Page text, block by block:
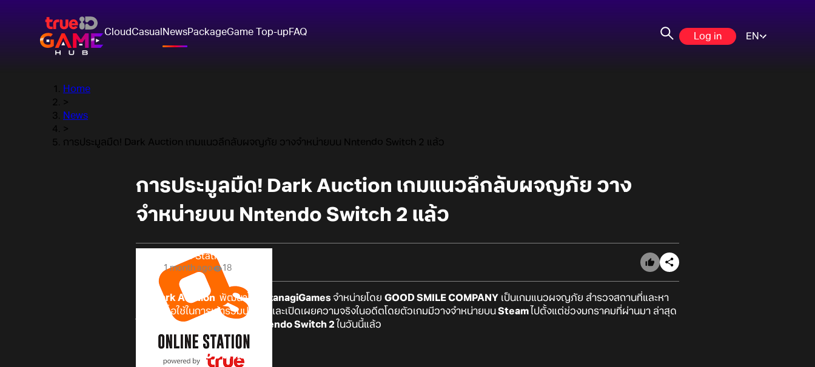
CloudCasual NewsPackageGame Top-upFAQ Log in EN
Home
>
News
>
การประมูลมืด! Dark Auction เกมแนวลึกลับผจญภัย วางจำหน่ายบน Nntendo Switch 2 แล้ว
การประมูลมืด! Dark Auction เกมแนวลึกลับผจญภัย วาง
จำหน่ายบน Nntendo Switch 2 แล้ว
Online Station
1 month ago 18
Dark Auction พัฒนาโดย IzanagiGames จำหน่ายโดย GOOD SMILE COMPANY เป็นเกมแนวผจญภัย สำรวจสถานที่และหา
ข้อมูลเพื่อใช้ในการเข้าร่วมประมูลและเปิดเผยความจริงในอดีตโดยตัวเกมมีวางจำหน่ายบนSteam ไปตั้งแต่ช่วงมกราคมที่ผ่านมา ล่าสุด
ได้มีประกาศวางจำหน่ายบน
Nintendo Switch 2 ในวันนี้แล้ว
เรื่องราวของเกม